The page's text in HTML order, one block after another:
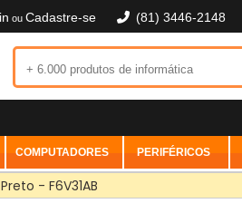
(81) 3446-2148
ou Cadastre-se
COMPUTADORES PERIFÉRICOS
- F6V31AB